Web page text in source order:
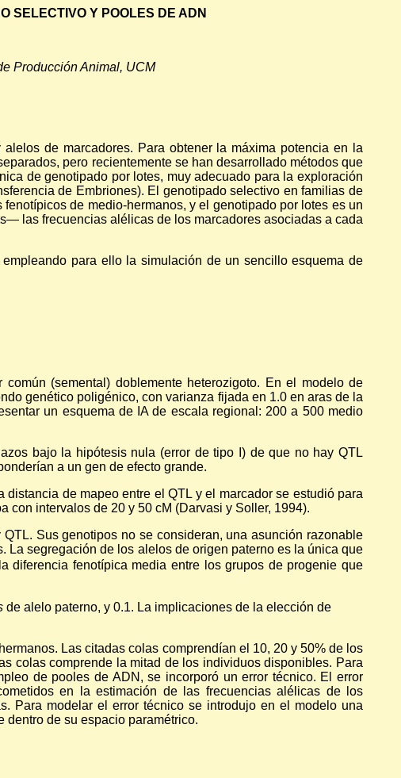
SELECTIVO Y POOLES DE ADN
Producción Animal, UCM
de marcadores. Para obtener la máxima potencia en la
pero recientemente se han desarrollado métodos que
de genotipado por lotes, muy adecuado para la exploración
de Embriones). El genotipado selectivo en familias de
de medio-hermanos, y el genotipado por lotes es un
las frecuencias alélicas de los marcadores asociadas a cada
para ello la simulación de un sencillo esquema de
(semental) doblemente heterozigoto. En el modelo de
genético poligénico, con varianza fijada en 1.0 en aras de la
un esquema de IA de escala regional: 200 a 500 medio
bajo la hipótesis nula (error de tipo I) de que no hay QTL
a un gen de efecto grande.
de mapeo entre el QTL y el marcador se estudió para
intervalos de 20 y 50 cM (Darvasi y Soller, 1994).
Sus genotipos no se consideran, una asunción razonable
segregación de los alelos de origen paterno es la única que
diferencia fenotípica media entre los grupos de progenie que
de alelo paterno, y 0.1. La implicaciones de la elección de
Las citadas colas comprendían el 10, 20 y 50% de los
colas comprende la mitad de los individuos disponibles. Para
de pooles de ADN, se incorporó un error técnico. El error
en la estimación de las frecuencias alélicas de los
Para modelar el error técnico se introdujo en el modelo una
dentro de su espacio paramétrico.